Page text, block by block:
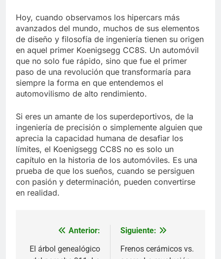
Hoy, cuando observamos los hipercars más
avanzados del mundo, muchos de sus elementos
de diseño y filosofía de ingeniería tienen su origen
en aquel primer Koenigsegg CC8S. Un automóvil
que no solo fue rápido, sino que fue el primer
paso de una revolución que transformaría para
siempre la forma en que entendemos el
automovilismo de alto rendimiento.
Si eres un amante de los superdeportivos, de la
ingeniería de precisión o simplemente alguien que
aprecia la capacidad humana de desafiar los
límites, el Koenigsegg CC8S no es solo un
capítulo en la historia de los automóviles. Es una
prueba de que los sueños, cuando se persiguen
con pasión y determinación, pueden convertirse
en realidad.
Navegación
de
Anterior:
El árbol genealógico
Siguiente:
Frenos cerámicos vs.